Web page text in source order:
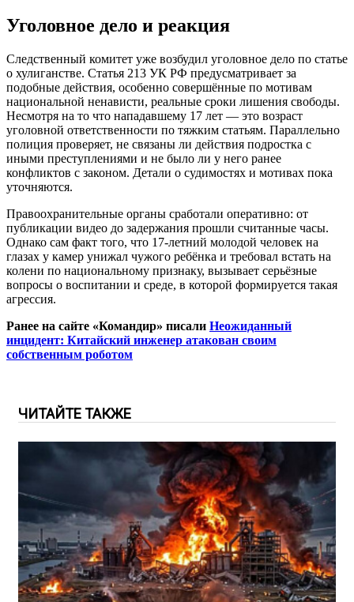
Уголовное дело и реакция
Следственный комитет уже возбудил уголовное дело по статье
о хулиганстве. Статья 213 УК РФ предусматривает за
подобные действия, особенно совершённые по мотивам
национальной ненависти, реальные сроки лишения свободы.
Несмотря на то что нападавшему 17 лет — это возраст
уголовной ответственности по тяжким статьям. Параллельно
полиция проверяет, не связаны ли действия подростка с
иными преступлениями и не было ли у него ранее
конфликтов с законом. Детали о судимостях и мотивах пока
уточняются.
Правоохранительные органы сработали оперативно: от
публикации видео до задержания прошли считанные часы.
Однако сам факт того, что 17-летний молодой человек на
глазах у камер унижал чужого ребёнка и требовал встать на
колени по национальному признаку, вызывает серьёзные
вопросы о воспитании и среде, в которой формируется такая
агрессия.
Ранее на сайте «Командир» писали Неожиданный
инцидент: Китайский инженер атакован своим
собственным роботом
ЧИТАЙТЕ ТАКЖЕ